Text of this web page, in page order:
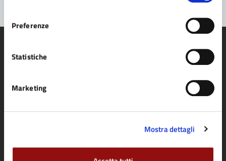
Preferenze
Statistiche
Marketing
Mostra dettagli
Comune di Fidenza
Aree amministrative